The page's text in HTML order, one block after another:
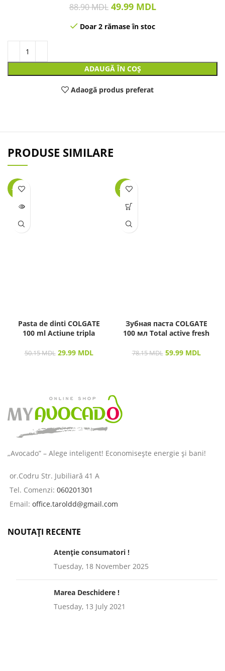
88.90MDL 49.99 MDL
Doar 2 rămase în stoc
ADAUGĂ ÎN COȘ
Adaogă produs preferat
PRODUSE SIMILARE
-40%
LIPSĂ
Pasta de dinti COLGATE
100 ml Actiune tripla
50.15MDL 29.99 MDL
-23%
Зубная паста COLGATE
100 мл Total active fresh
78.15MDL 59.99 MDL
„Avocado” – Alege inteligent! Economisește energie și bani!
or.Codru Str. Jubiliară 41 A
Tel. Comenzi: 060201301
Email: office.taroldd@gmail.com
NOUTAȚI RECENTE
Atenție consumatori !
Tuesday, 18 November 2025
Marea Deschidere !
Tuesday, 13 July 2021